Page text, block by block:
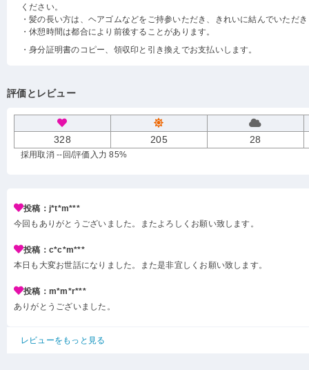
ください。
・髪の長い方は、ヘアゴムなどをご持参いただき、きれいに結んでいただ
・休憩時間は都合により前後することがあります。
・身分証明書のコピー、領収印と引き換えでお支払いします。
評価とレビュー
328 205 28
採用取消 --回/評価入力 85%
投稿：j*t*m***
今回もありがとうございました。またよろしくお願い致します。
投稿：c*c*m***
本日も大変お世話になりました。また是非宜しくお願い致します。
投稿：m*m*r***
ありがとうございました。
レビューをもっと見る